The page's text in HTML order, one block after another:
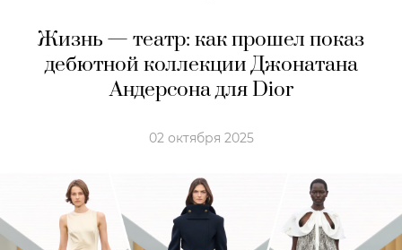
Жизнь — театр: как прошел показ
дебютной коллекции Джонатана
Андерсона для Dior
02 октября 2025